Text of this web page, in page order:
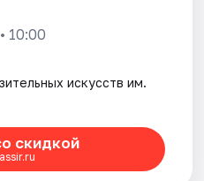
10:00
искусств им.
скидкой